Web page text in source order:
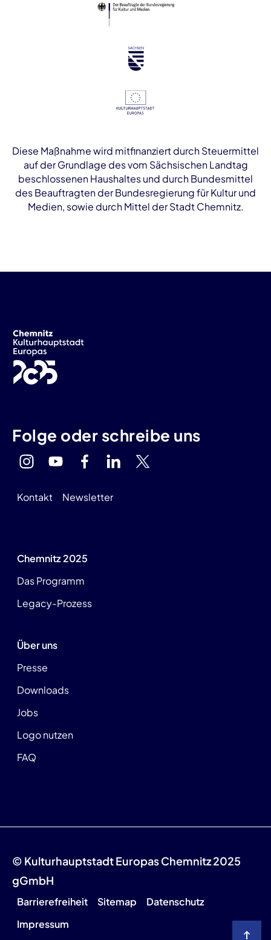
Diese Maßnahme wird mitfinanziert durch Steuermittel
auf der Grundlage des vom Sächsischen Landtag
beschlossenen Haushaltes und durch Bundesmittel
des Beauftragten der Bundesregierung für Kultur und
Medien, sowie durch Mittel der Stadt Chemnitz.
Folge oder schreibe uns
Kontakt Newsletter
Chemnitz 2025
Das Programm
Legacy-Prozess
Über uns
Presse
Downloads
Jobs
Logo nutzen
FAQ
© Kulturhauptstadt Europas Chemnitz 2025
gGmbH
Barrierefreiheit Sitemap
Datenschutz
Impressum